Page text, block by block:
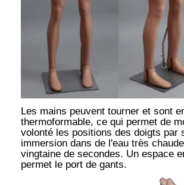
Les mains peuvent tourner et sont
thermoformable, ce qui permet de
volonté les positions des doigts par
immersion dans de l'eau très
vingtaine de secondes. Un espace
permet le port de gants.